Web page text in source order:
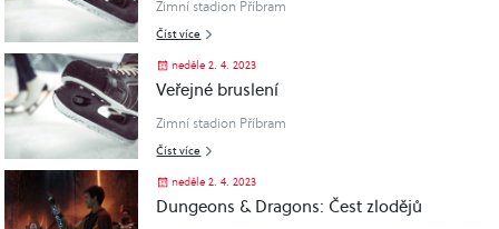
Zimní stadion Příbram
Číst více
neděle 2. 4. 2023
Veřejné bruslení
Zimní stadion Příbram
Číst více
neděle 2. 4. 2023
Dungeons & Dragons: Čest zlodějů